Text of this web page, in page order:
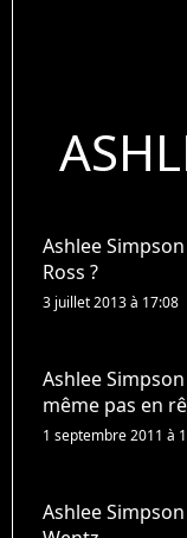
Ashlee
Ross ?
3 juillet 2013 à 17:08
Ashlee
même pas en
1 septembre 2011 à
Ashlee